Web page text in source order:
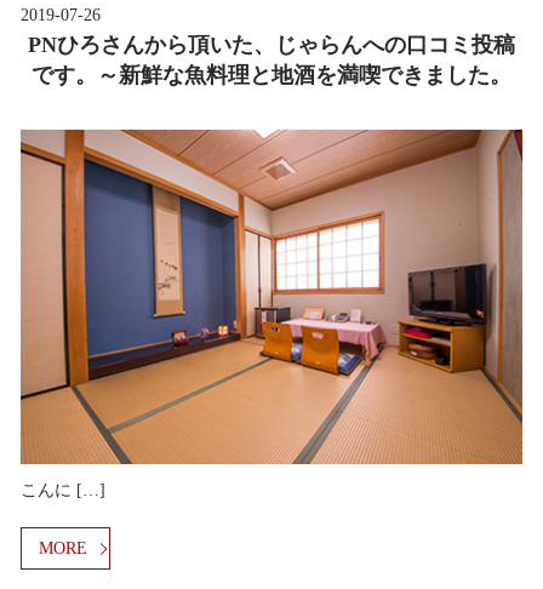
2019-07-26
PNひろさんから頂いた、じゃらんへの口コミ投稿
です。～新鮮な魚料理と地酒を満喫できました。
こんに […]
MORE